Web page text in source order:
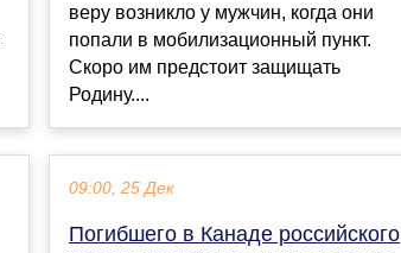
веру возникло у мужчин, когда они
попали в мобилизационный пункт.
Скоро им предстоит защищать
Родину....
09:00, 25 Дек
Погибшего в Канаде российского